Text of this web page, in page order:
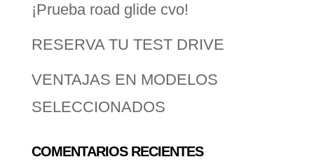
¡Prueba road glide cvo!
RESERVA TU TEST DRIVE
VENTAJAS EN MODELOS
SELECCIONADOS
COMENTARIOS RECIENTES